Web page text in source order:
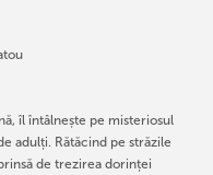
îl întâlnește pe misteriosul
adulți. Rătăcind pe străzile
de trezirea dorinței